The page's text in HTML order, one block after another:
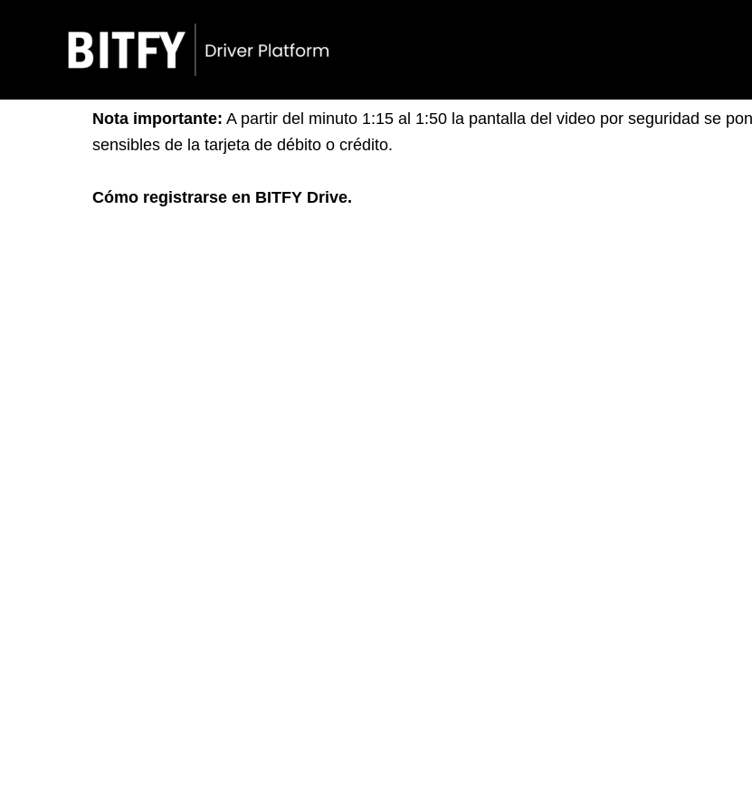
contenido
Tutoriales
Nota importante: A partir del minuto 1:15 al 1:50 la pantalla del video por seguridad se
sensibles de la tarjeta de débito o crédito.
Cómo registrarse en BITFY Drive.